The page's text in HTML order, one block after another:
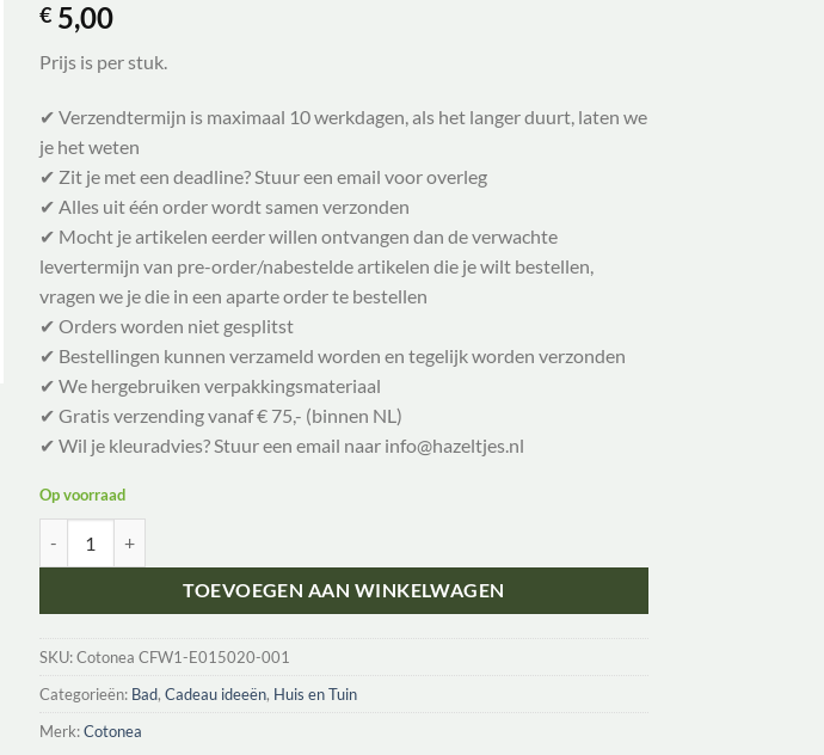
€ 5,00
Prijs is per stuk.
✔ Verzendtermijn is maximaal 10 werkdagen, als het langer duurt, laten we
je het weten
✔ Zit je met een deadline? Stuur een email voor overleg
✔ Alles uit één order wordt samen verzonden
✔ Mocht je artikelen eerder willen ontvangen dan de verwachte
levertermijn van pre-order/nabestelde artikelen die je wilt bestellen,
vragen we je die in een aparte order te bestellen
✔ Orders worden niet gesplitst
✔ Bestellingen kunnen verzameld worden en tegelijk worden verzonden
✔ We hergebruiken verpakkingsmateriaal
✔ Gratis verzending vanaf € 75,- (binnen NL)
✔ Wil je kleuradvies? Stuur een email naar info@hazeltjes.nl
Op voorraad
TOEVOEGEN AAN WINKELWAGEN
SKU:Cotonea CFW1-E015020-001
Categorieën: Bad, Cadeau ideeën, Huis en Tuin
Merk:Cotonea